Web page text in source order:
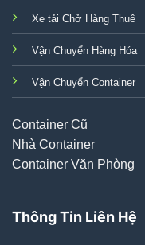
Xe tải Chở Hàng Thuê
Vận Chuyển Hàng Hóa
Vận Chuyển Container
Container Cũ
Nhà Container
Container Văn Phòng
Thông Tin Liên Hệ